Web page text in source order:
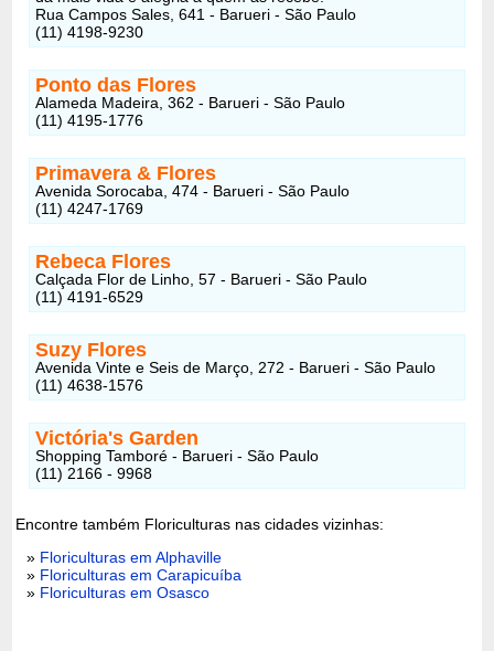
Rua Campos Sales, 641 - Barueri - São Paulo
(11) 4198-9230
Ponto das Flores
Alameda Madeira, 362 - Barueri - São Paulo
(11) 4195-1776
Primavera & Flores
Avenida Sorocaba, 474 - Barueri - São Paulo
(11) 4247-1769
Rebeca Flores
Calçada Flor de Linho, 57 - Barueri - São Paulo
(11) 4191-6529
Suzy Flores
Avenida Vinte e Seis de Março, 272 - Barueri - São Paulo
(11) 4638-1576
Victória's Garden
Shopping Tamboré - Barueri - São Paulo
(11) 2166 - 9968
Encontre também Floriculturas nas cidades vizinhas:
» Floriculturas em Alphaville
» Floriculturas em Carapicuíba
» Floriculturas em Osasco